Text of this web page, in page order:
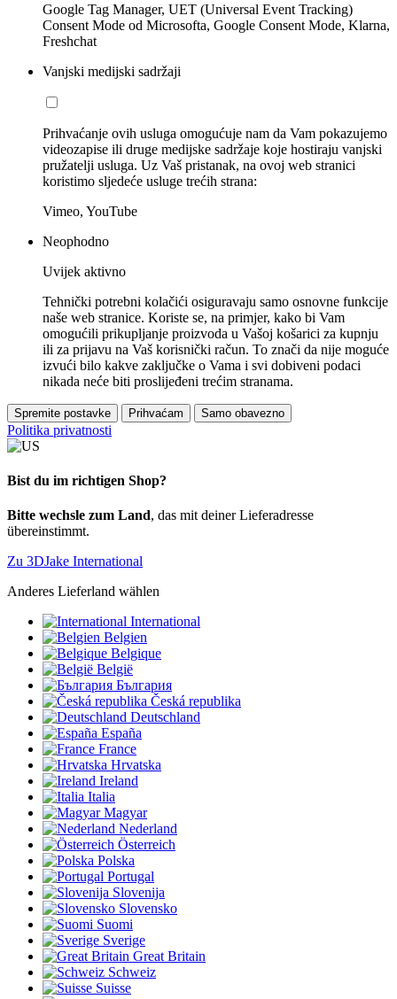
Google Tag Manager, UET (Universal Event Tracking)
Consent Mode od Microsofta, Google Consent Mode, Klarna,
Freshchat
Vanjski medijski sadržaji
Prihvaćanje ovih usluga omogućuje nam da Vam pokazujemo
videozapise ili druge medijske sadržaje koje hostiraju vanjski
pružatelji usluga. Uz Vaš pristanak, na ovoj web stranici
koristimo sljedeće usluge trećih strana:
Vimeo, YouTube
Neophodno
Uvijek aktivno
Tehnički potrebni kolačići osiguravaju samo osnovne funkcije
naše web stranice. Koriste se, na primjer, kako bi Vam
omogućili prikupljanje proizvoda u Vašoj košarici za kupnju
ili za prijavu na Vaš korisnički račun. To znači da nije moguće
izvući bilo kakve zaključke o Vama i svi dobiveni podaci
nikada neće biti proslijeđeni trećim stranama.
Spremite postavke Prihvaćam Samo obavezno
Politika privatnosti
Bist du im richtigen Shop?
Bitte wechsle zum Land, das mit deiner Lieferadresse
übereinstimmt.
Zu 3DJake International
Anderes Lieferland wählen
International
Belgien
Belgique
België
България
Česká republika
Deutschland
España
France
Hrvatska
Ireland
Italia
Magyar
Nederland
Österreich
Polska
Portugal
Slovenija
Slovensko
Suomi
Sverige
Great Britain
Schweiz
Suisse